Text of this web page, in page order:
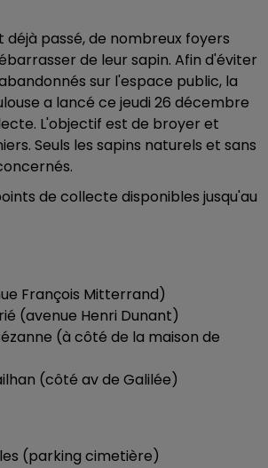
déjà passé, de nombreux foyers
de leur sapin. Afin d'éviter
sur l'espace public, la
a lancé ce jeudi 26 décembre
L'objectif est de broyer et
Seuls les sapins naturels et sans
de collecte disponibles jusqu'au
François Mitterrand)
(avenue Henri Dunant)
(à côté de la maison de
(côté av de Galilée)
(parking cimetière)